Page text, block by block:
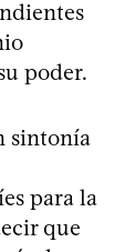
poder.
sintonía
para la
que